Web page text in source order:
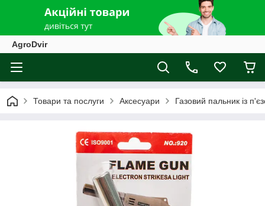
AgroDvir
Товари та послуги Аксесуари Газовий пальник із